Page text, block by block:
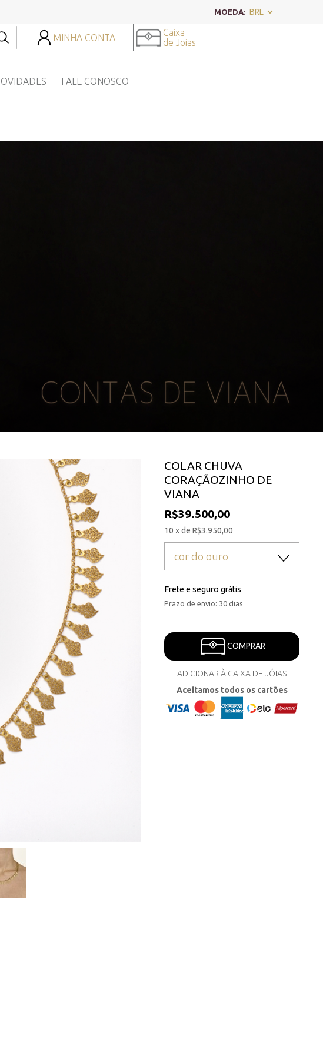
MOEDA:
MINHA CONTA
Caixa
de Joias
FALE CONOSCO
COLAR CHUVA
CORAÇÃOZINHO DE
VIANA
R$39.500,00
10 x de R$3.950,00
cor do ouro
Frete e seguro grátis
Prazo de envio: 30 dias
COMPRAR
ADICIONAR À CAIXA DE JÓIAS
Aceitamos todos os cartões